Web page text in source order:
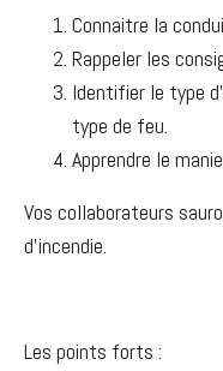
Connaitre la
Rappeler les
Identifier le type
type de feu.
Apprendre le
Vos collaborateurs
d’incendie.
Les points forts :